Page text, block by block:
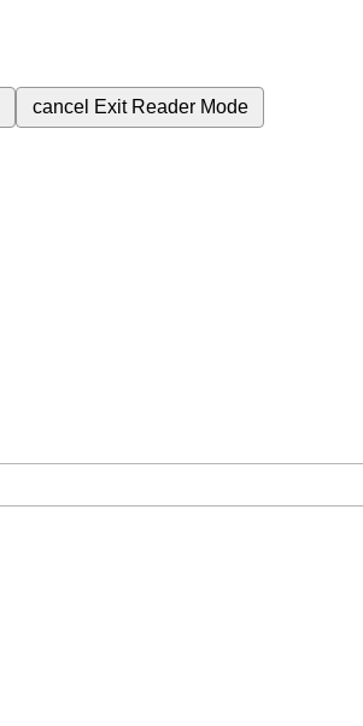
cancel Exit Reader Mode